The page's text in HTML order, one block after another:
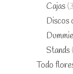
Cajas
Discos
Stands
Todo